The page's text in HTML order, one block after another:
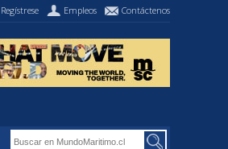
Regístrese Empleos Contáctenos